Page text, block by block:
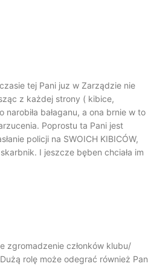
tej Pani juz w Zarządzie nie
z każdej strony ( kibice,
bałaganu, a ona brnie w to
Poprostu ta Pani jest
policji na SWOICH KIBICÓW,
I jeszcze bęben chciała im
zgromadzenie członków klubu/
rolę może odegrać również Pan